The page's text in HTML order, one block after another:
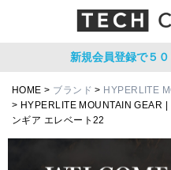
新規会員登録で５
HOME ブランド
HYPERLITE
HYPERLITE MOUNTAIN GEAR
ンギア エレベート22